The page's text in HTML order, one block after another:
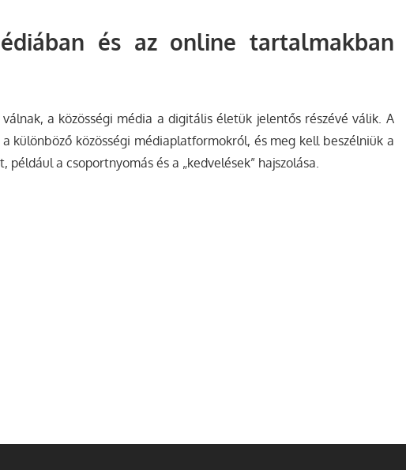
és az online tartalmakban
a közösségi média a digitális életük jelentős részévé válik. A
különböző közösségi médiaplatformokról, és meg kell beszélniük a
például a csoportnyomás és a „kedvelések” hajszolása.